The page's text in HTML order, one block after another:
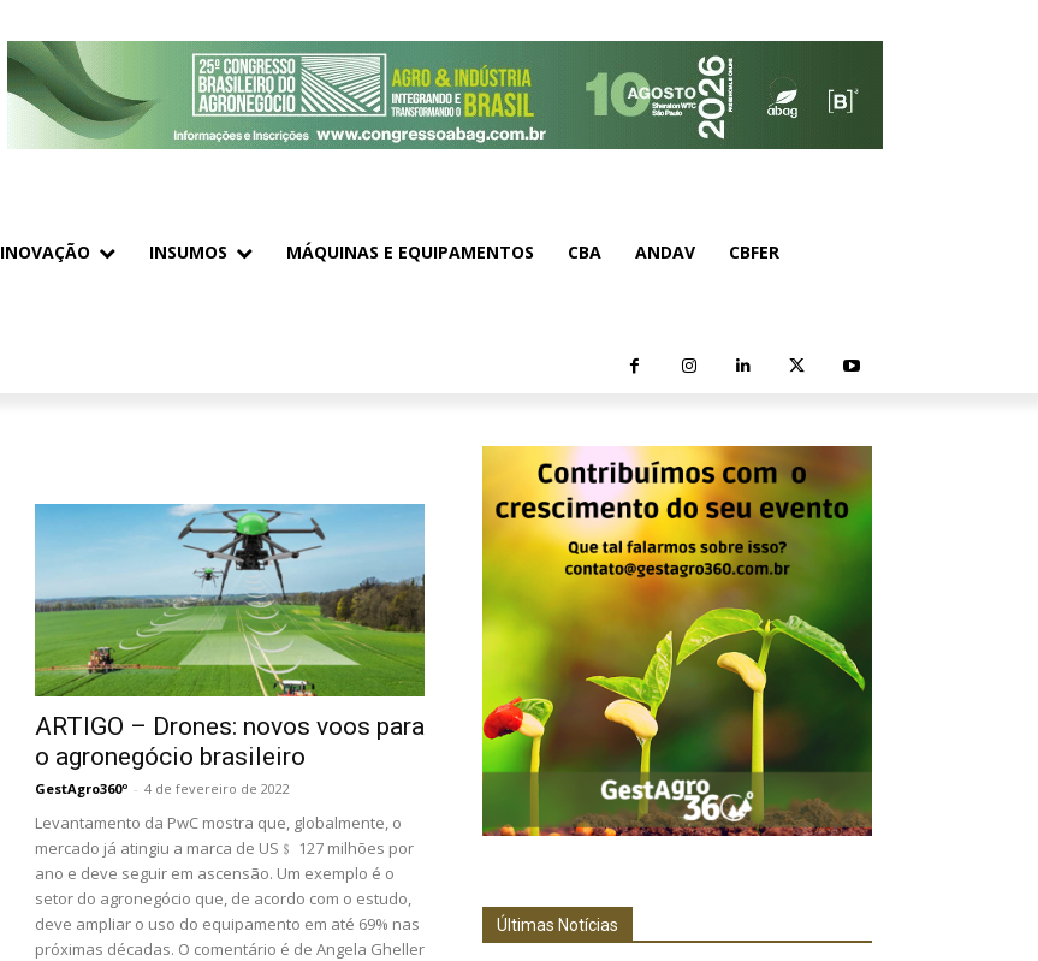
INOVAÇÃO INSUMOS MÁQUINAS E EQUIPAMENTOS CBA ANDAV CBFER
ARTIGO – Drones: novos voos para
o agronegócio brasileiro
GestAgro360º - 4 de fevereiro de 2022
Levantamento da PwC mostra que, globalmente, o
mercado já atingiu a marca de US﹩ 127 milhões por
ano e deve seguir em ascensão. Um exemplo é o
setor do agronegócio que, de acordo com o estudo,
deve ampliar o uso do equipamento em até 69% nas
próximas décadas. O comentário é de Angela Gheller
Últimas Notícias